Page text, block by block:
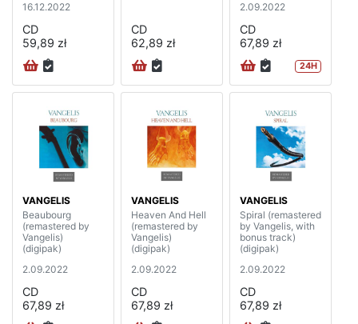
16.12.2022
CD
59,89 zł
CD
62,89 zł
2.09.2022
CD
67,89 zł
24H
VANGELIS
Beaubourg
(remastered by
Vangelis)
(digipak)
2.09.2022
CD
67,89 zł
VANGELIS
Heaven And Hell
(remastered by
Vangelis)
(digipak)
2.09.2022
CD
67,89 zł
VANGELIS
Spiral (remastered
by Vangelis, with
bonus track)
(digipak)
2.09.2022
CD
67,89 zł